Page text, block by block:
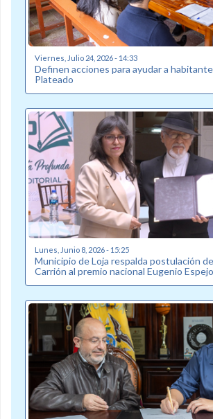
Viernes, Julio 24, 2026 - 14:33
Definen acciones para ayudar a
Plateado
Lunes, Junio 8, 2026 - 15:25
Municipio de Loja respalda postulación
Carrión al premio nacional Eugenio Espejo